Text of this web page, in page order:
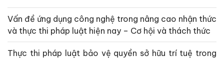
Vấn đề ứng dụng công nghệ trong nâng cao nhận thức
và thực thi pháp luật hiện nay – Cơ hội và thách thức
Thực thi pháp luật bảo vệ quyền sở hữu trí tuệ trong